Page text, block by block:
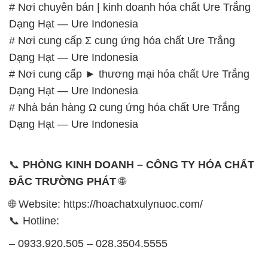
# Nơi chuyên bán | kinh doanh hóa chất Ure Trắng
Dạng Hạt — Ure Indonesia
# Nơi cung cấp Σ cung ứng hóa chất Ure Trắng
Dạng Hạt — Ure Indonesia
# Nơi cung cấp ► thương mại hóa chất Ure Trắng
Dạng Hạt — Ure Indonesia
# Nhà bán hàng Ω cung ứng hóa chất Ure Trắng
Dạng Hạt — Ure Indonesia
📞 PHÒNG KINH DOANH – CÔNG TY HÓA CHẤT
ĐẮC TRƯỜNG PHÁT🌐
🌐 Website: https://hoachatxulynuoc.com/
📞 Hotline:
– 0933.920.505 – 028.3504.5555